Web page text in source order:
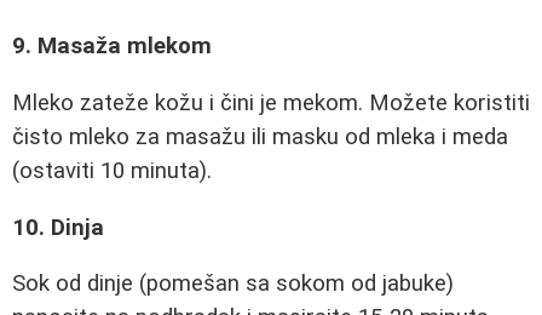
9. Masaža mlekom
Mleko zateže kožu i čini je mekom. Možete koristiti
čisto mleko za masažu ili masku od mleka i meda
(ostaviti 10 minuta).
10. Dinja
Sok od dinje (pomešan sa sokom od jabuke)